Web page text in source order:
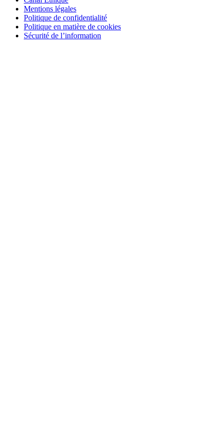
Mentions légales
Politique de confidentialité
Politique en matière de cookies
Sécurité de l’information